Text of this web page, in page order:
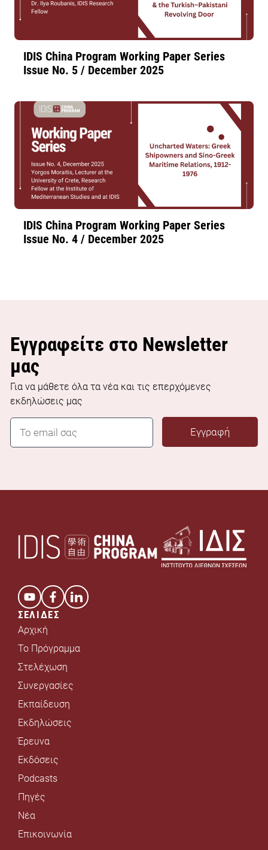
IDIS China Program Working Paper Series
Issue No. 5 / December 2025
IDIS China Program Working Paper Series
Issue No. 4 / December 2025
Εγγραφείτε στο Newsletter
μας
Για να μάθετε όλα τα νέα και τις επερχόμενες
εκδηλώσεις μας
Εγγραφή
ΣΕΛΙΔΕΣ
Αρχική
Το Πρόγραμμα
Στελέχωση
Συνεργασίες
Εκπαίδευση
Εκδηλώσεις
Έρευνα
Εκδόσεις
Podcasts
Πηγές
Νέα
Επικοινωνία